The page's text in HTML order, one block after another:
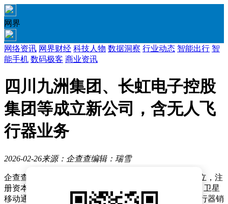
网界
网络资讯 网界财经 科技人物 数据洞察 行业动态 智能出行 智
能手机 数码极客 商业资讯
四川九洲集团、长虹电子控股
集团等成立新公司，含无人飞
行器业务
2026-02-26来源：企查查编辑：瑞雪
企查查APP显示，近日，四川高能智盾科技有限公司成立，注
册资本5亿元，经营范围包含：卫星移动通信终端制造；卫星
移动通信终端销售；智能无人飞行器制造；智能无人飞行器销